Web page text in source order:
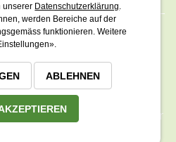
GARTENBAU UND
ÜBERBLICK
und Gartenpflege, ein
aus Laufenburg im
kompetenter Ansprechpartner
Aargau, Zürich und
unserer Datenschutzerklärung
werden Bereiche auf der
funktionieren. Weitere
ABLEHNEN